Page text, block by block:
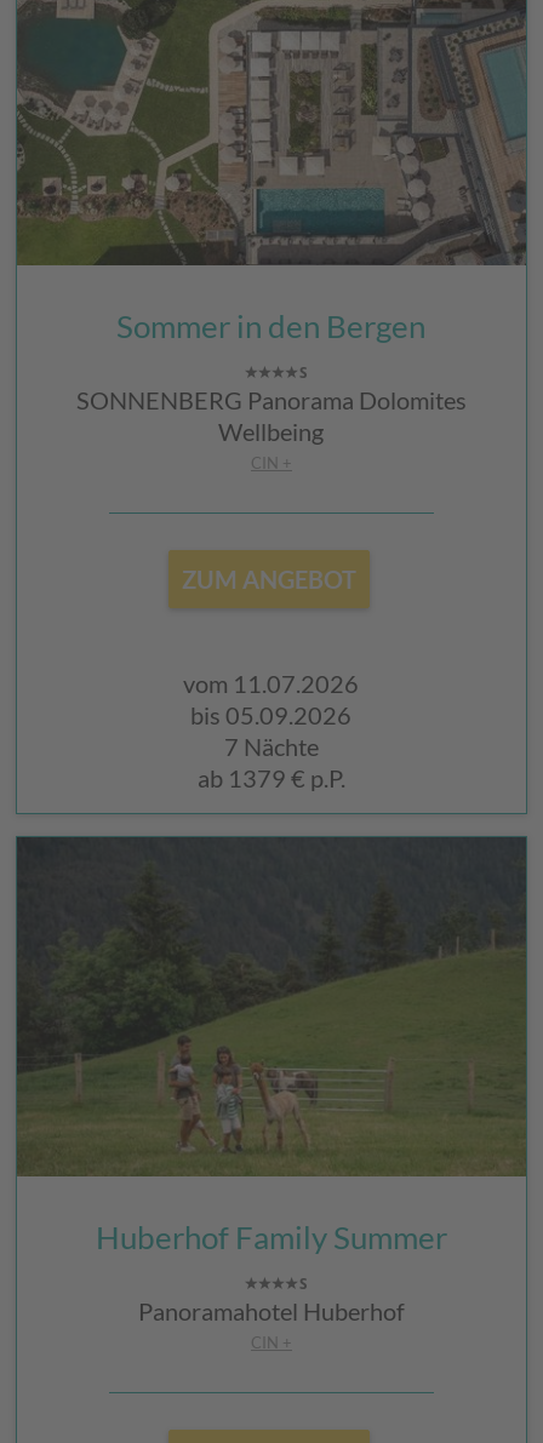
Sommer in den Bergen
SONNENBERG Panorama Dolomites
Wellbeing
CIN +
ZUM ANGEBOT
vom 11.07.2026
bis 05.09.2026
7 Nächte
ab1379 € p.P.
Huberhof Family Summer
Panoramahotel Huberhof
CIN +